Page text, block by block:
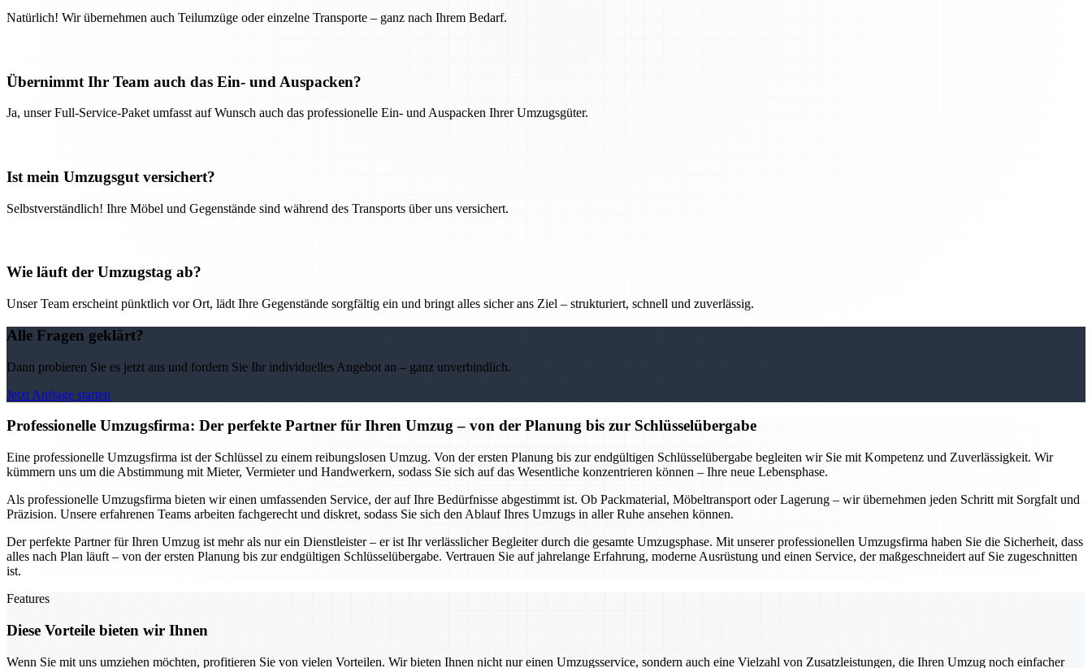
Natürlich! Wir übernehmen auch Teilumzüge oder einzelne Transporte – ganz nach Ihrem Bedarf.
Übernimmt Ihr Team auch das Ein- und Auspacken?
Ja, unser Full-Service-Paket umfasst auf Wunsch auch das professionelle Ein- und Auspacken Ihrer Umzugsgüter.
Ist mein Umzugsgut versichert?
Selbstverständlich! Ihre Möbel und Gegenstände sind während des Transports über uns versichert.
Wie läuft der Umzugstag ab?
Unser Team erscheint pünktlich vor Ort, lädt Ihre Gegenstände sorgfältig ein und bringt alles sicher ans Ziel – strukturiert, schnell und zuverlässig.
Alle Fragen geklärt?
Dann probieren Sie es jetzt aus und fordern Sie Ihr individuelles Angebot an – ganz unverbindlich.
Jetzt Anfrage starten
Professionelle Umzugsfirma: Der perfekte Partner für Ihren Umzug – von der Planung bis zur Schlüsselübergabe
Eine professionelle Umzugsfirma ist der Schlüssel zu einem reibungslosen Umzug. Von der ersten Planung bis zur endgültigen Schlüsselübergabe begleiten wir Sie mit Kompetenz und Zuverlässigkeit. Wir
kümmern uns um die Abstimmung mit Mieter, Vermieter und Handwerkern, sodass Sie sich auf das Wesentliche konzentrieren können – Ihre neue Lebensphase.
Als professionelle Umzugsfirma bieten wir einen umfassenden Service, der auf Ihre Bedürfnisse abgestimmt ist. Ob Packmaterial, Möbeltransport oder Lagerung – wir übernehmen jeden Schritt mit Sorgfalt und
Präzision. Unsere erfahrenen Teams arbeiten fachgerecht und diskret, sodass Sie sich den Ablauf Ihres Umzugs in aller Ruhe ansehen können.
Der perfekte Partner für Ihren Umzug ist mehr als nur ein Dienstleister – er ist Ihr verlässlicher Begleiter durch die gesamte Umzugsphase. Mit unserer professionellen Umzugsfirma haben Sie die Sicherheit, dass
alles nach Plan läuft – von der ersten Planung bis zur endgültigen Schlüsselübergabe. Vertrauen Sie auf jahrelange Erfahrung, moderne Ausrüstung und einen Service, der maßgeschneidert auf Sie zugeschnitten
ist.
Features
Diese Vorteile bieten wir Ihnen
Wenn Sie mit uns umziehen möchten, profitieren Sie von vielen Vorteilen. Wir bieten Ihnen nicht nur einen Umzugsservice, sondern auch eine Vielzahl von Zusatzleistungen, die Ihren Umzug noch einfacher